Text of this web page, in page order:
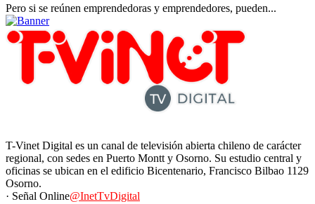
Pero si se reúnen emprendedoras y emprendedores, pueden...
T-Vinet Digital es un canal de televisión abierta chileno de carácter
regional, con sedes en Puerto Montt y Osorno. Su estudio central y
oficinas se ubican en el edificio Bicentenario, Francisco Bilbao 1129
Osorno.
· Señal Online@InetTvDigital